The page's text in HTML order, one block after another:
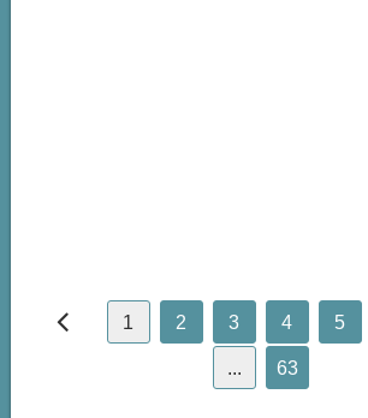
1 2 3 4 5
... 63